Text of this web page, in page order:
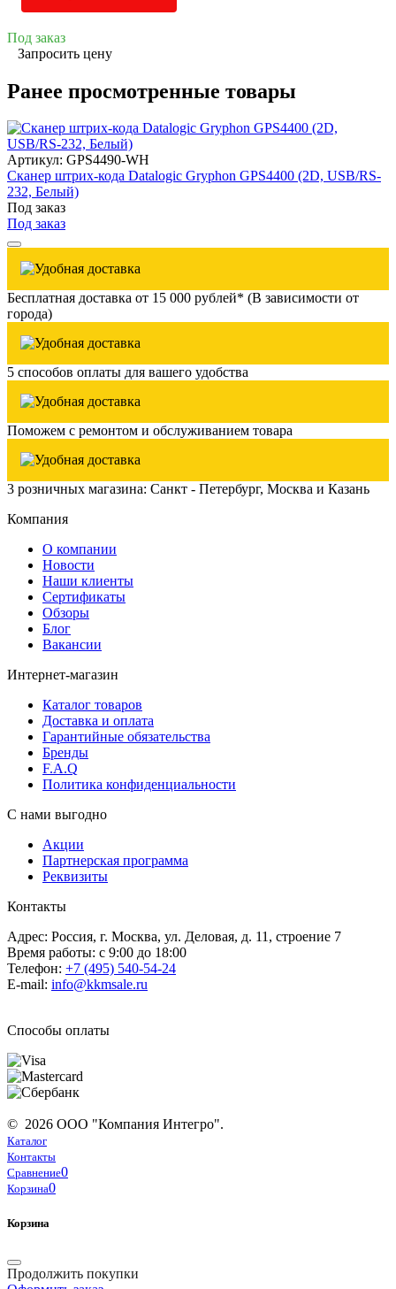
Под заказ
Запросить цену
Ранее просмотренные товары
Артикул: GPS4490-WH
Сканер штрих-кода Datalogic Gryphon GPS4400 (2D, USB/RS-
232, Белый)
Под заказ
Под заказ
Бесплатная доставка от 15 000 рублей* (В зависимости от
города)
5 способов оплаты для вашего удобства
Поможем с ремонтом и обслуживанием товара
3 розничных магазина: Санкт - Петербург, Москва и Казань
Компания
О компании
Новости
Наши клиенты
Сертификаты
Обзоры
Блог
Вакансии
Интернет-магазин
Каталог товаров
Доставка и оплата
Гарантийные обязательства
Бренды
F.A.Q
Политика конфиденциальности
С нами выгодно
Акции
Партнерская программа
Реквизиты
Контакты
Адрес: Россия, г. Москва, ул. Деловая, д. 11, строение 7
Время работы: с 9:00 до 18:00
Телефон: +7 (495) 540-54-24
E-mail: info@kkmsale.ru
Способы оплаты
© 2026 ООО "Компания Интегро".
Каталог
Контакты
Сравнение0
Корзина0
Корзина
Продолжить покупки